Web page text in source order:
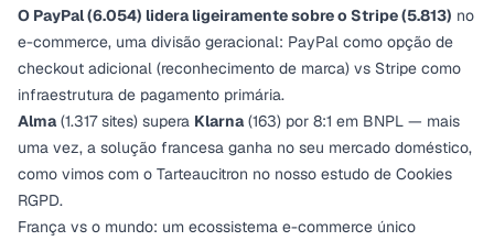
O PayPal (6.054) lidera ligeiramente sobre o Stripe (5.813) no
e-commerce, uma divisão geracional: PayPal como opção de
checkout adicional (reconhecimento de marca) vs Stripe como
infraestrutura de pagamento primária.
Alma(1.317 sites) supera Klarna(163) por 8:1 em BNPL — mais
uma vez, a solução francesa ganha no seu mercado doméstico,
como vimos com o Tarteaucitron no nosso estudo de Cookies
RGPD.
França vs o mundo: um ecossistema e-commerce único